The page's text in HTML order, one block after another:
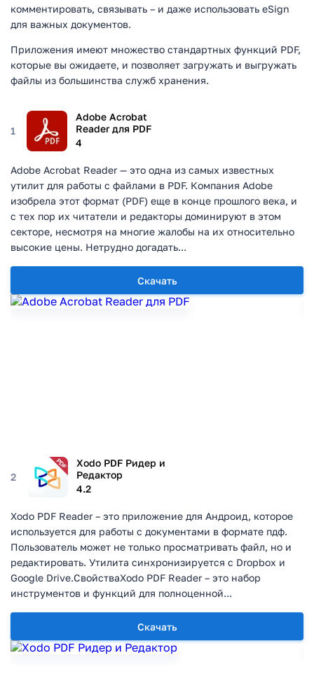
комментировать, связывать – и даже использовать eSign
для важных документов.
Приложения имеют множество стандартных функций PDF,
которые вы ожидаете, и позволяет загружать и выгружать
файлы из большинства служб хранения.
1
Adobe Acrobat
Reader для PDF
4
Скачать
Adobe Acrobat Reader — это одна из самых известных
утилит для работы с файлами в PDF. Компания Adobe
изобрела этот формат (PDF) еще в конце прошлого века, и
с тех пор их читатели и редакторы доминируют в этом
секторе, несмотря на многие жалобы на их относительно
высокие цены. Нетрудно догадать...
2
Xodo PDF Ридер и
Редактор
4.2
Скачать
Xodo PDF Reader – это приложение для Андроид, которое
используется для работы с документами в формате пдф.
Пользователь может не только просматривать файл, но и
редактировать. Утилита синхронизируется с Dropbox и
Google Drive.СвойстваXodo PDF Reader – это набор
инструментов и функций для полноценной...